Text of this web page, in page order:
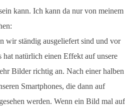
kann. Ich kann da nur von meinem
wir ständig ausgeliefert sind und vor
natürlich einen Effekt auf unsere
Bilder richtig an. Nach einer halben
Smartphones, die dann auf
werden. Wenn ein Bild mal auf